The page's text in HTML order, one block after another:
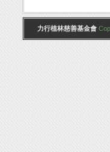
力行植林慈善基金會